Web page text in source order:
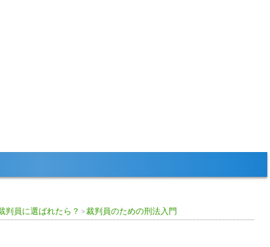
判員に選ばれたら？ > 裁判員のための刑法入門